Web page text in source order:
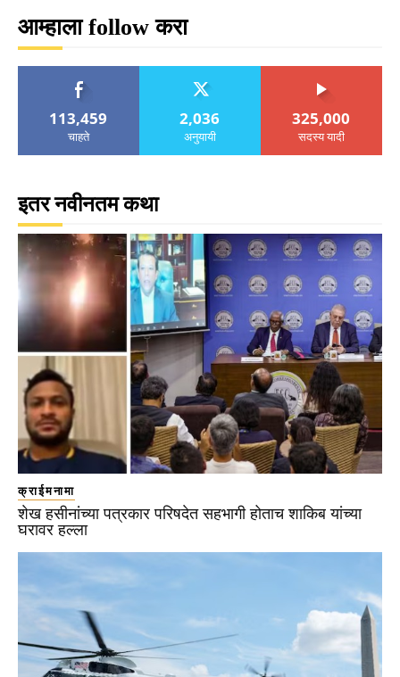
आम्हाला follow करा
113,459
चाहते
2,036
अनुयायी
325,000
सदस्य यादी
इतर नवीनतम कथा
क्राईमनामा
शेख हसीनांच्या पत्रकार परिषदेत सहभागी होताच शाकिब यांच्या
घरावर हल्ला